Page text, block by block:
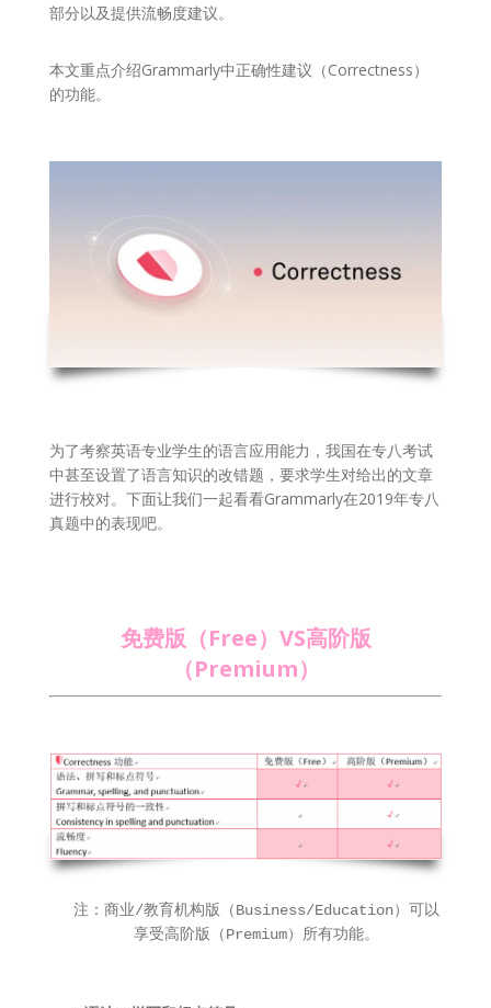
部分以及提供流畅度建议。
本文重点介绍Grammarly中正确性建议（Correctness）
的功能。
为了考察英语专业学生的语言应用能力，我国在专八考试
中甚至设置了语言知识的改错题，要求学生对给出的文章
进行校对。下面让我们一起看看Grammarly在2019年专八
真题中的表现吧。
免费版（Free）VS高阶版
（Premium）
注：商业/教育机构版（Business/Education）可以
享受高阶版（Premium）所有功能。